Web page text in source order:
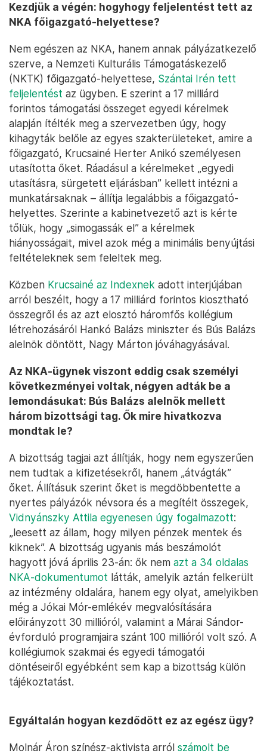
Kezdjük a végén: hogyhogy feljelentést tett az
NKA főigazgató-helyettese?
Nem egészen az NKA, hanem annak pályázatkezelő
szerve, a Nemzeti Kulturális Támogatáskezelő
(NKTK) főigazgató-helyettese, Szántai Irén tett
feljelentést az ügyben. E szerint a 17 milliárd
forintos támogatási összeget egyedi kérelmek
alapján ítélték meg a szervezetben úgy, hogy
kihagyták belőle az egyes szakterületeket, amire a
főigazgató, Krucsainé Herter Anikó személyesen
utasította őket. Ráadásul a kérelmeket „egyedi
utasításra, sürgetett eljárásban” kellett intézni a
munkatársaknak – állítja legalábbis a főigazgató-
helyettes. Szerinte a kabinetvezető azt is kérte
tőlük, hogy „simogassák el” a kérelmek
hiányosságait, mivel azok még a minimális benyújtási
feltételeknek sem feleltek meg.
Közben Krucsainé az Indexnek adott interjújában
arról beszélt, hogy a 17 milliárd forintos kiosztható
összegről és az azt elosztó háromfős kollégium
létrehozásáról Hankó Balázs miniszter és Bús Balázs
alelnök döntött, Nagy Márton jóváhagyásával.
Az NKA-ügynek viszont eddig csak személyi
következményei voltak, négyen adták be a
lemondásukat: Bús Balázs alelnök mellett
három bizottsági tag. Ők mire hivatkozva
mondtak le?
A bizottság tagjai azt állítják, hogy nem egyszerűen
nem tudtak a kifizetésekről, hanem „átvágták”
őket. Állításuk szerint őket is megdöbbentette a
nyertes pályázók névsora és a megítélt összegek,
Vidnyánszky Attila egyenesen úgy fogalmazott:
„leesett az állam, hogy milyen pénzek mentek és
kiknek”. A bizottság ugyanis más beszámolót
hagyott jóvá április 23-án: ők nem azt a 34 oldalas
NKA-dokumentumot látták, amelyik aztán felkerült
az intézmény oldalára, hanem egy olyat, amelyikben
még a Jókai Mór-emlékév megvalósítására
előirányzott 30 millióról, valamint a Márai Sándor-
évforduló programjaira szánt 100 millióról volt szó. A
kollégiumok szakmai és egyedi támogatói
döntéseiről egyébként sem kap a bizottság külön
tájékoztatást.
Egyáltalán hogyan kezdődött ez az egész ügy?
Molnár Áron színész-aktivista arról számolt be